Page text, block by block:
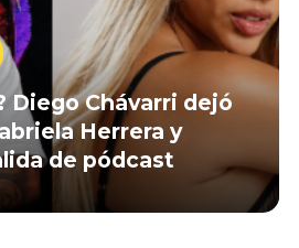
Diego Chávarri dejó
Herrera y
de pódcast